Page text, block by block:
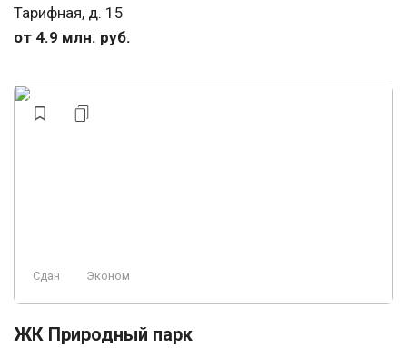
Тарифная, д. 15
от 4.9 млн. руб.
Сдан Эконом
ЖК Природный парк